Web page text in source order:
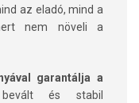
az eladó, mind a
nem növeli a
garantálja a
és stabil